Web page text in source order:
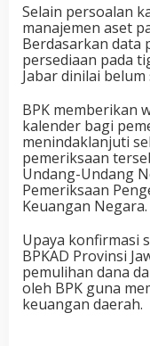
​Selain persoalan
manajemen aset
Berdasarkan data
persediaan pada
Jabar dinilai
​BPK memberikan
kalender bagi
menindaklanjuti
pemeriksaan
Undang-Undang
Pemeriksaan
Keuangan Negara.
​Upaya konfirmasi
BPKAD Provinsi
pemulihan dana
oleh BPK guna
keuangan daerah.